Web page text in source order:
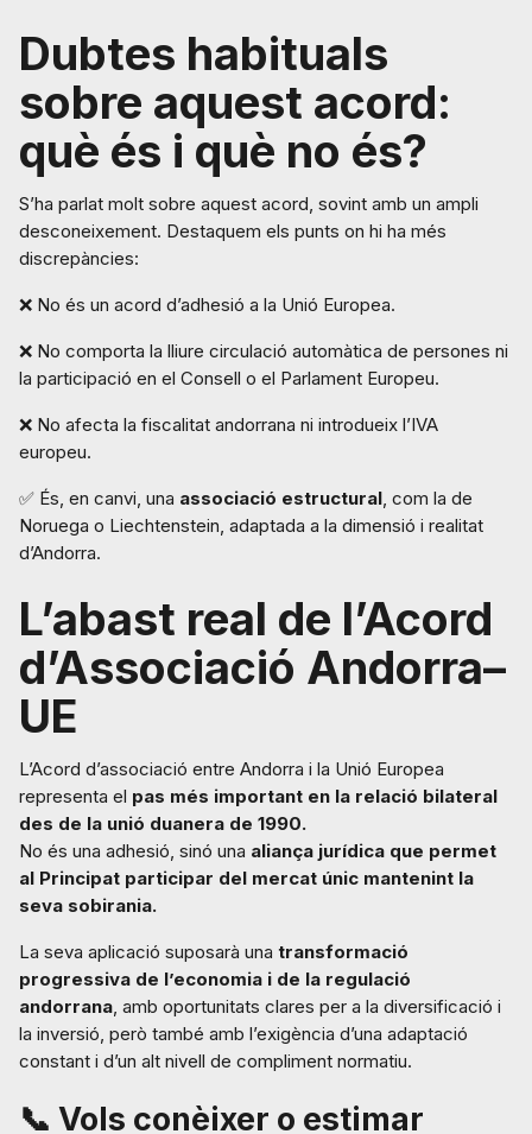
Dubtes habituals
sobre aquest acord:
què és i què no és?
S’ha parlat molt sobre aquest acord, sovint amb un ampli
desconeixement. Destaquem els punts on hi ha més
discrepàncies:
❌ No és un acord d’adhesió a la Unió Europea.
❌ No comporta la lliure circulació automàtica de persones ni
la participació en el Consell o el Parlament Europeu.
❌ No afecta la fiscalitat andorrana ni introdueix l’IVA
europeu.
✅ És, en canvi, una associació estructural, com la de
Noruega o Liechtenstein, adaptada a la dimensió i realitat
d’Andorra.
L’abast real de l’Acord
d’Associació Andorra–
UE
L’Acord d’associació entre Andorra i la Unió Europea
representa el pas més important en la relació bilateral
des de la unió duanera de 1990.
No és una adhesió, sinó una aliança jurídica que permet
al Principat participar del mercat únic mantenint la
seva sobirania.
La seva aplicació suposarà una transformació
progressiva de l’economia i de la regulació
andorrana, amb oportunitats clares per a la diversificació i
la inversió, però també amb l’exigència d’una adaptació
constant i d’un alt nivell de compliment normatiu.
📞 Vols conèixer o estimar